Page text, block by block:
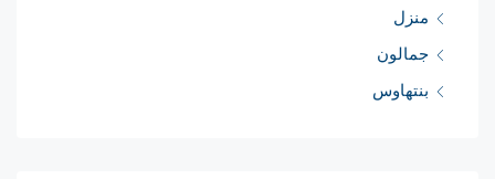
منزل
جمالون
بنتهاوس